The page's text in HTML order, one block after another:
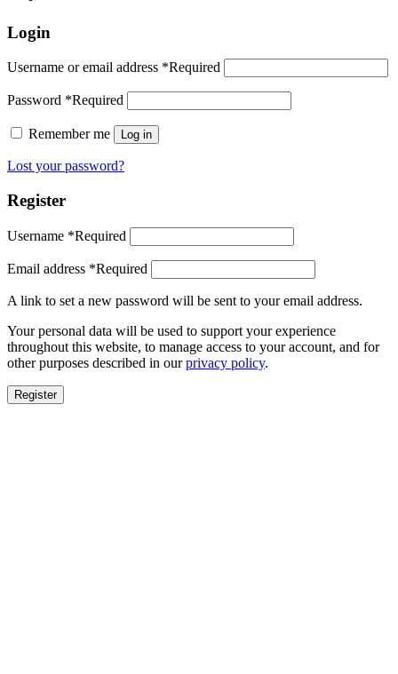
Login
Username or email address *Required
Password *Required
Remember me Log in
Lost your password?
Register
Username *Required
Email address *Required
A link to set a new password will be sent to your email address.
Your personal data will be used to support your experience
throughout this website, to manage access to your account, and for
other purposes described in ourprivacy policy.
Register